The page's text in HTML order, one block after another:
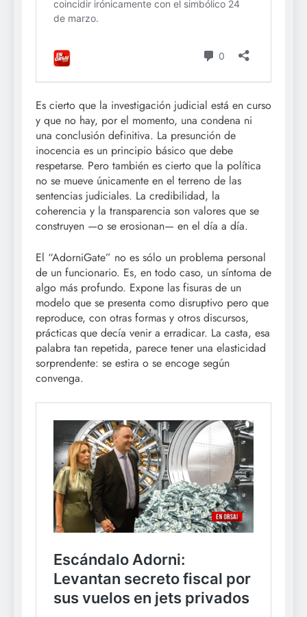
Es cierto que la investigación judicial está en curso
y que no hay, por el momento, una condena ni
una conclusión definitiva. La presunción de
inocencia es un principio básico que debe
respetarse. Pero también es cierto que la política
no se mueve únicamente en el terreno de las
sentencias judiciales. La credibilidad, la
coherencia y la transparencia son valores que se
construyen —o se erosionan— en el día a día.
El “AdorniGate” no es sólo un problema personal
de un funcionario. Es, en todo caso, un síntoma de
algo más profundo. Expone las fisuras de un
modelo que se presenta como disruptivo pero que
reproduce, con otras formas y otros discursos,
prácticas que decía venir a erradicar. La casta, esa
palabra tan repetida, parece tener una elasticidad
sorprendente: se estira o se encoge según
convenga.